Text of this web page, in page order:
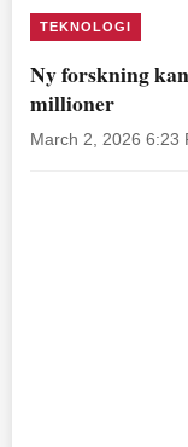
TEKNOLOGI
Ny forskning
millioner
March 2, 2026 6:23